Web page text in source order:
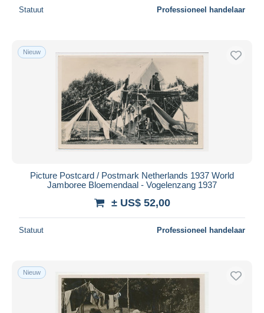
Statuut Professioneel handelaar
Nieuw
Picture Postcard / Postmark Netherlands 1937 World
Jamboree Bloemendaal - Vogelenzang 1937
± US$ 52,00
Statuut Professioneel handelaar
Nieuw